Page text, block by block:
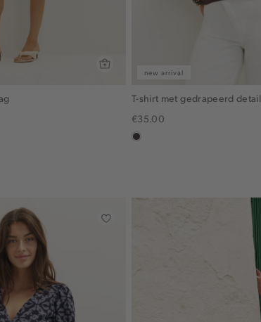
new arrival
T-shirt met gedrapeerd detail
€35.00
choco